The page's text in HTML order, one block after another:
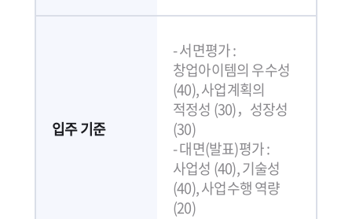
입주 기준
- 서면평가 :
창업아이템의 우수성
(40), 사업계획의
적정성 (30)，성장성
(30)
- 대면(발표)평가 :
사업성 (40), 기술성
(40), 사업수행 역량
(20)